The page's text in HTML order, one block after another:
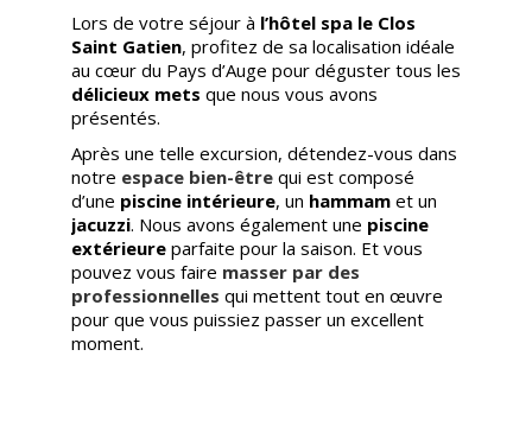
Lors de votre séjour à l’hôtel spa le Clos
Saint Gatien, profitez de sa localisation idéale
au cœur du Pays d’Auge pour déguster tous les
délicieux mets que nous vous avons
présentés.
Après une telle excursion, détendez-vous dans
notre espace bien-êtrequi est composé
d’une piscine intérieure, un hammamet un
jacuzzi. Nous avons également une piscine
extérieureparfaite pour la saison. Et vous
pouvez vous faire masser par des
professionnelles qui mettent tout en œuvre
pour que vous puissiez passer un excellent
moment.